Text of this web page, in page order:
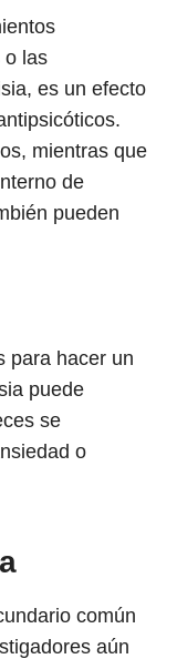
o las
es un efecto
mientras que
de
pueden
para hacer un
puede
se
o
común
aún